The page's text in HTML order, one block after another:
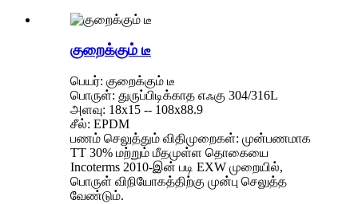
குறைக்கும் டீ
பெயர்: குறைக்கும் டீ
பொருள்: துருப்பிடிக்காத எஃகு 304/316L
அளவு: 18x15 -- 108x88.9
சீல்: EPDM
பணம் செலுத்தும் விதிமுறைகள்: முன்பணமாக
TT 30% மற்றும் மீதமுள்ள தொகையை
Incoterms 2010-இன் படி EXW முறையில்,
பொருள் விநியோகத்திற்கு முன்பு செலுத்த
வேண்டும்.